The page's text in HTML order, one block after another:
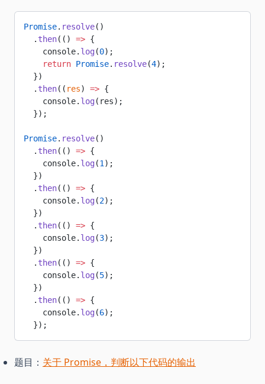
Promise. resolve()
  .
then(() => {
    console.
log(0);
    return
Promise. resolve(4);
  })
  .
then(( res) => {
    console.
log(res);
  });
Promise. resolve()
  .
then(() => {
    console.
log(1 );
  })
  .
then(() => {
    console.
log(2);
  })
  .
then(() => {
    console.
log(3);
  })
  .
then(() => {
    console.
log(5);
  })
  .
then(() => {
    console.
log(6);
  });
题目： 关于 Promise，判断以下代码的输出